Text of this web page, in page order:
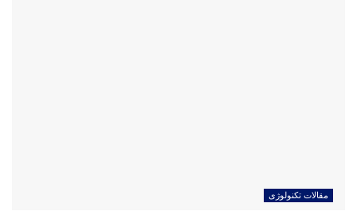
مقالات تکنولوژی